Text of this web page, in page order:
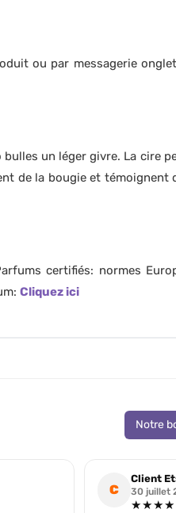
ou par messagerie
un léger givre. La cire
de la bougie et
certifiés: normes
Cliquez ici
Notre
C
Client
30 juillet